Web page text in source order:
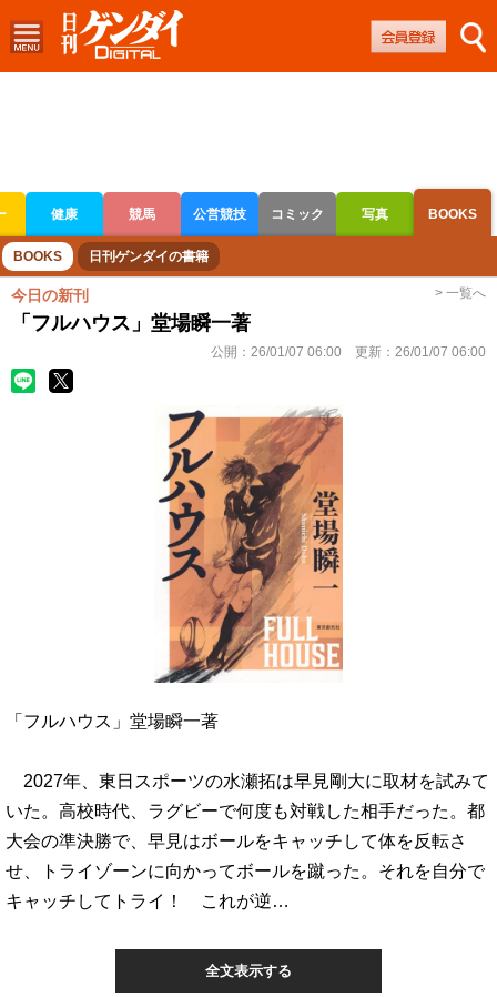
健康 競馬 公営競技 コミック 写真 BOOKS
ボートレース 競輪 オートレース
BOOKS 日刊ゲンダイの書籍
今日の新刊 > 一覧へ
「フルハウス」堂場瞬一著
公開： 26/01/07 06:00 更新： 26/01/07 06:00
「フルハウス」堂場瞬一著
2027年、東日スポーツの水瀬拓は早見剛大に取材を試みて
いた。高校時代、ラグビーで何度も対戦した相手だった。都
大会の準決勝で、早見はボールをキャッチして体を反転さ
せ、トライゾーンに向かってボールを蹴った。それを自分で
キャッチしてトライ！ これが逆…
全文表示する